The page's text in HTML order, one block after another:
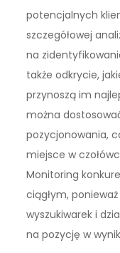
potencjalnych
szczegółowej
na
także odkrycie,
przynoszą im
można
pozycjonowania,
miejsce w
Monitoring
ciągłym,
wyszukiwarek i
na pozycję w